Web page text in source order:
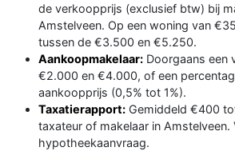
de verkoopprijs (exclusief btw) bij
Amstelveen. Op een woning van
tussen de €3.500 en €5.250.
Aankoopmakelaar: Doorgaans een
€2.000 en €4.000, of een
aankoopprijs (0,5% tot 1%).
Taxatierapport: Gemiddeld €400
taxateur of makelaar in Amstelveen.
hypotheekaanvraag.